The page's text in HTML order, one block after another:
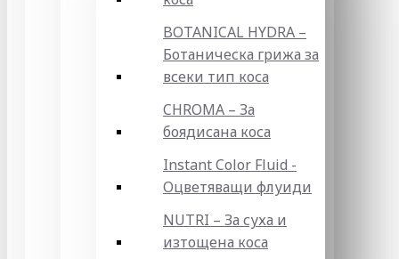
BOTANICAL HYDRA –
Ботаническа грижа за
всеки тип коса
CHROMA – За
боядисана коса
Instant Color Fluid -
Оцветяващи флуиди
NUTRI – За суха и
изтощена коса